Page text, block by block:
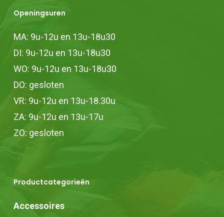
Openingsuren
MA: 9u-12u en 13u-18u30
DI: 9u-12u en 13u-18u30
WO: 9u-12u en 13u-18u30
DO: gesloten
VR: 9u-12u en 13u-18.30u
ZA: 9u-12u en 13u-17u
ZO: gesloten
Productcategorieën
Accessoires